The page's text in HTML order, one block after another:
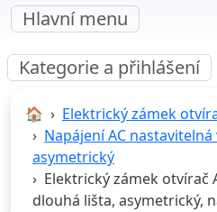
Hlavní menu
Kategorie a přihlášení
🏠︎
Elektrický zámek
Napájení AC
asymetrický
Elektrický zámek otvírač
dlouhá lišta, asymetrický,